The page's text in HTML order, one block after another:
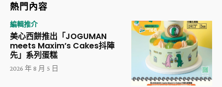
熱門內容
編輯推介
美心西餅推出「JOGUMAN
meets Maxim’s Cakes抖陣
先」系列蛋糕
2026 年 8 月 5 日